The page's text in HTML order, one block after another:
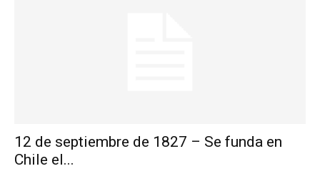
12 de septiembre de 1827 – Se funda en
Chile el...